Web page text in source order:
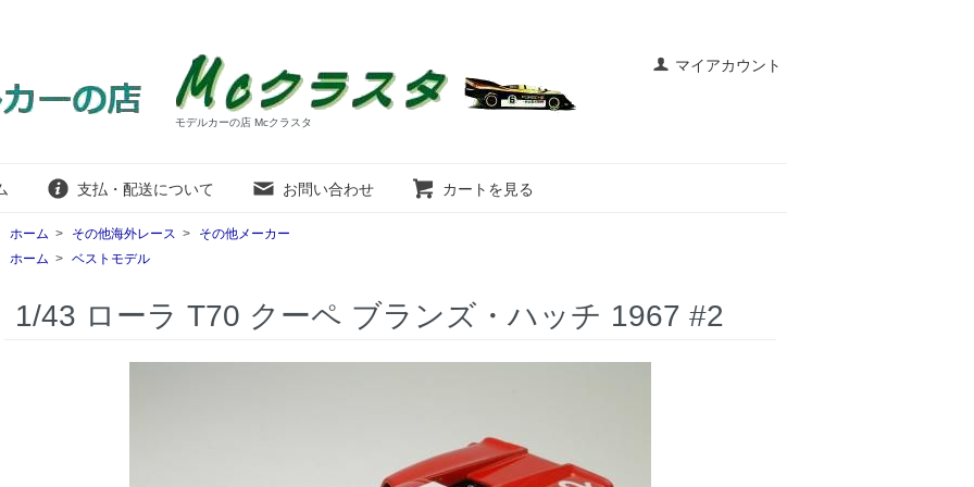
マイアカウント
モデルカーの店 Mcクラスタ
支払・配送について お問い合わせ カートを見る
ホーム > その他海外レース >
その他メーカー
ホーム > ベストモデル
1/43 ローラ T70 クーペ ブランズ・ハッチ 1967 #2